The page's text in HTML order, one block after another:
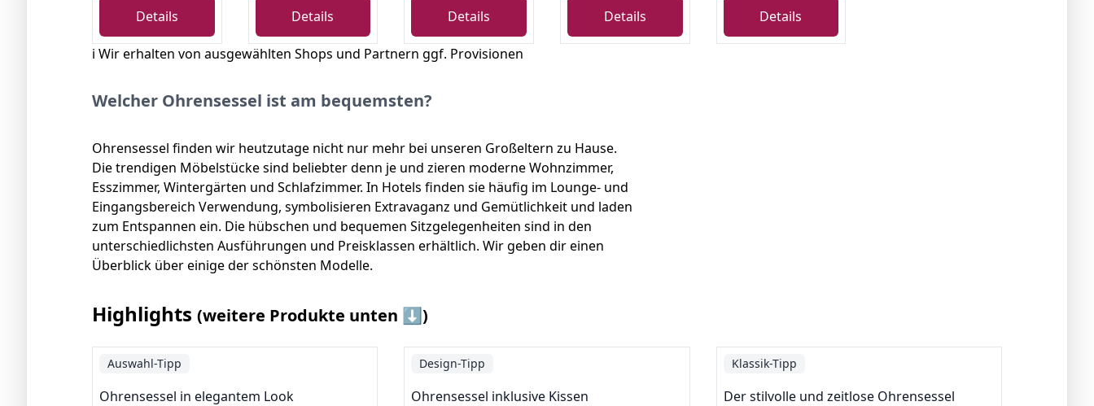
Details Details Details Details Details
ℹ️ Wir erhalten von ausgewählten Shops und Partnern ggf. Provisionen
Welcher Ohrensessel ist am bequemsten?
Ohrensessel finden wir heutzutage nicht nur mehr bei unseren Großeltern zu Hause.
Die trendigen Möbelstücke sind beliebter denn je und zieren moderne Wohnzimmer,
Esszimmer, Wintergärten und Schlafzimmer. In Hotels finden sie häufig im Lounge- und
Eingangsbereich Verwendung, symbolisieren Extravaganz und Gemütlichkeit und laden
zum Entspannen ein. Die hübschen und bequemen Sitzgelegenheiten sind in den
unterschiedlichsten Ausführungen und Preisklassen erhältlich. Wir geben dir einen
Überblick über einige der schönsten Modelle.
Highlights (weitere Produkte unten ⬇️)
Auswahl-Tipp
Ohrensessel in elegantem Look
Design-Tipp
Ohrensessel inklusive Kissen
Klassik-Tipp
Der stilvolle und zeitlose Ohrensessel